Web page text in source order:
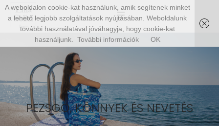
PEZSGŐ, KÖNNYEK ÉS NEVETÉS
A weboldalon cookie-kat használunk, amik segítenek minket
a lehető legjobb szolgáltatások nyújtásában. Weboldalunk
további használatával jóváhagyja, hogy cookie-kat
használjunk.
További információk OK